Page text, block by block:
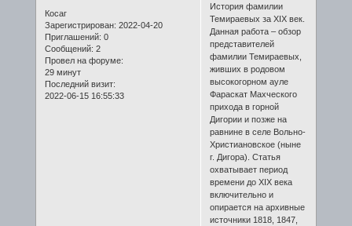
Косаг
Зарегистрирован: 2022-04-20
Приглашений: 0
Сообщений: 2
Провел на форуме:
29 минут
Последний визит:
2022-06-15 16:55:33
История фамилии
Темираевых за XIX век.
Данная работа – обзор
представителей
фамилии Темираевых,
живших в родовом
высокогорном ауле
Фараскат Махческого
прихода в горной
Дигории и позже на
равнине в селе Вольно-
Христиановское (ныне
г. Дигора). Статья
охватывает период
времени до XIХ века
включительно и
опирается на архивные
источники 1818, 1847,